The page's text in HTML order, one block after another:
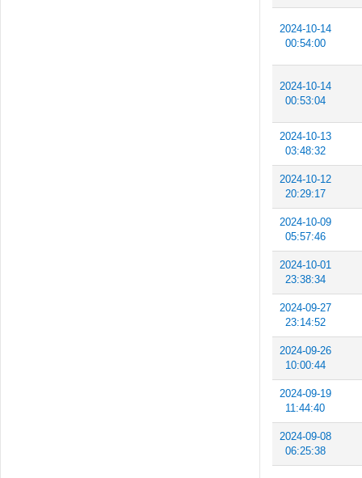
2024-10-14
00:54:00
2024-10-14
00:53:04
2024-10-13
03:48:32
2024-10-12
20:29:17
2024-10-09
05:57:46
2024-10-01
23:38:34
2024-09-27
23:14:52
2024-09-26
10:00:44
2024-09-19
11:44:40
2024-09-08
06:25:38